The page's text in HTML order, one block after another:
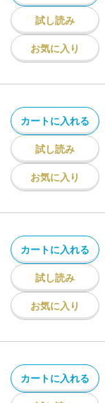
試し読み
お気に入り
カートに入れる
試し読み
お気に入り
カートに入れる
試し読み
お気に入り
カートに入れる